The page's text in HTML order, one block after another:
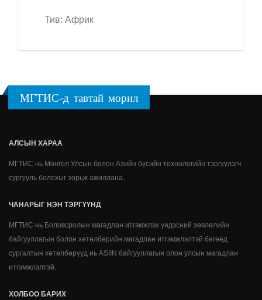
Тив: Африк
МГТИС-д тавтай морил
АЛСЫН ХАРАА
МГТИС нь Монгол Улсын болон Азийн бүсийн технологийн тэргүүлэгч
сургууль болохыг зорьж ажиллана.
ЧАНАРЫГ НЭН ТЭРГҮҮНД
МГТИС нь Боловсролын магадлан итгэмжлэх үндэсний зөвлөлийн
байгууллагын болон хөтөлбөрийн магадлан итгэмжлэлтэй бөгөөд
сургалтын хөтөлбөрүүд нь ASIIN байгууллагын олон улсын магадлан
итгэмжлэлтэй.
ХОЛБОО БАРИХ